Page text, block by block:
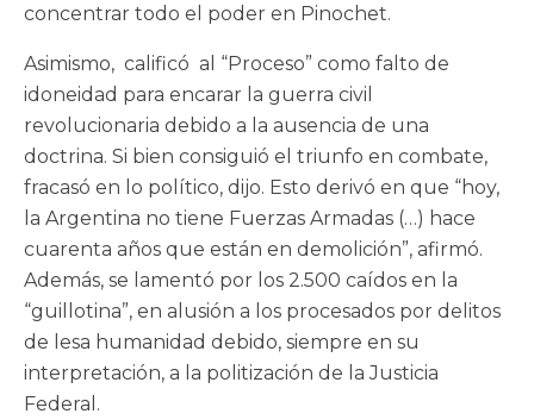
concentrar todo el poder en Pinochet.
Asimismo, calificó al “Proceso” como falto de
idoneidad para encarar la guerra civil
revolucionaria debido a la ausencia de una
doctrina. Si bien consiguió el triunfo en combate,
fracasó en lo político, dijo. Esto derivó en que “hoy,
la Argentina no tiene Fuerzas Armadas (…) hace
cuarenta años que están en demolición”, afirmó.
Además, se lamentó por los 2.500 caídos en la
“guillotina”, en alusión a los procesados por delitos
de lesa humanidad debido, siempre en su
interpretación, a la politización de la Justicia
Federal.